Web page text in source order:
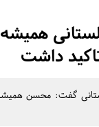
داشت
گفت: محسن همیشه